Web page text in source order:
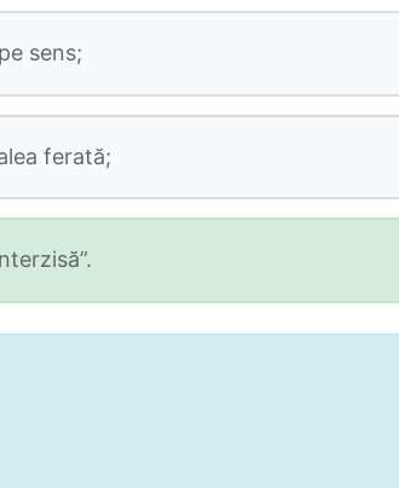
sens;
ferată;